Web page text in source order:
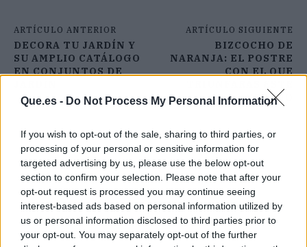
Que.es - Do Not Process My Personal Information
If you wish to opt-out of the sale, sharing to third parties, or
processing of your personal or sensitive information for
targeted advertising by us, please use the below opt-out
section to confirm your selection. Please note that after your
opt-out request is processed you may continue seeing
interest-based ads based on personal information utilized by
us or personal information disclosed to third parties prior to
your opt-out. You may separately opt-out of the further
ARTÍCULO ANTERIOR
DECORA TU JARDÍN Y
SU AMPLIO CATÁLOGO
EN CONJUNTOS DE
ARTÍCULO SIGUIENTE
BIZCOCHO DE
NARANJA: EL POSTRE
CON EL QUE
VERANO